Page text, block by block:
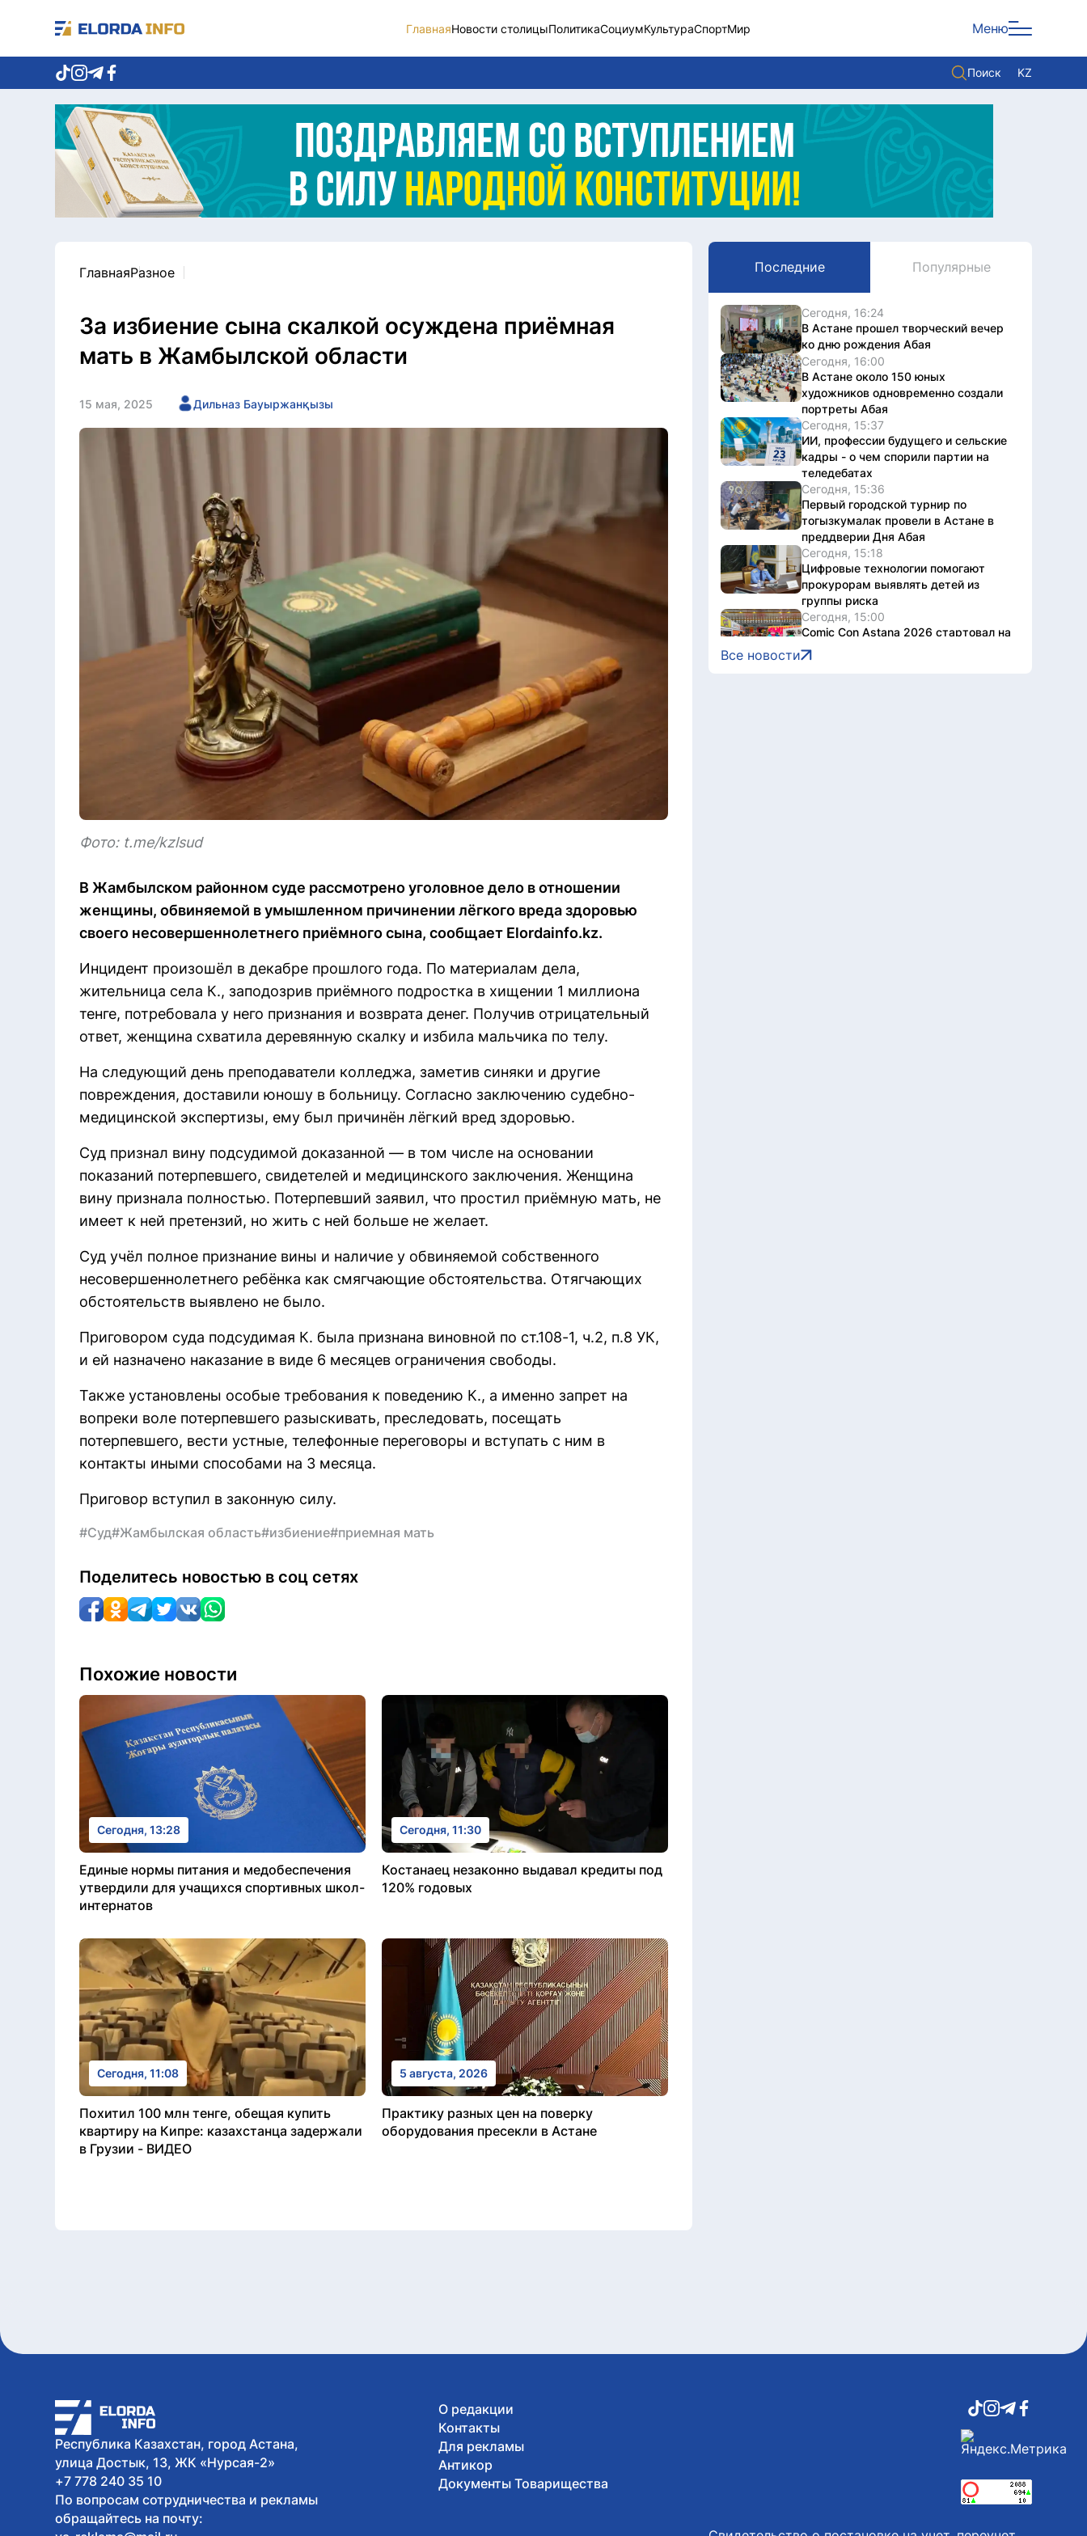
ГлавнаяНовости столицыПолитикаСоциумКультураСпортМир Меню
Поиск KZ
Новости столицы
Политика
Социум
Экономика
Спорт
Культура
Служба Комплаенс
Этический кодекс
Служу стране
ГлавнаяРазное
За избиение сына скалкой осуждена приёмная
мать в Жамбылской области
15 мая, 2025 Дильназ Бауыржанқызы
Фото: t.me/kzlsud
В Жамбылском районном суде рассмотрено уголовное дело в отношении
женщины, обвиняемой в умышленном причинении лёгкого вреда здоровью
своего несовершеннолетнего приёмного сына, сообщает Elordainfo.kz.
Инцидент произошёл в декабре прошлого года. По материалам дела,
жительница села К., заподозрив приёмного подростка в хищении 1 миллиона
тенге, потребовала у него признания и возврата денег. Получив отрицательный
ответ, женщина схватила деревянную скалку и избила мальчика по телу.
На следующий день преподаватели колледжа, заметив синяки и другие
повреждения, доставили юношу в больницу. Согласно заключению судебно-
медицинской экспертизы, ему был причинён лёгкий вред здоровью.
Суд признал вину подсудимой доказанной — в том числе на основании
показаний потерпевшего, свидетелей и медицинского заключения. Женщина
вину признала полностью. Потерпевший заявил, что простил приёмную мать, не
имеет к ней претензий, но жить с ней больше не желает.
Суд учёл полное признание вины и наличие у обвиняемой собственного
несовершеннолетнего ребёнка как смягчающие обстоятельства. Отягчающих
обстоятельств выявлено не было.
Приговором суда подсудимая К. была признана виновной по ст.108-1, ч.2, п.8 УК,
и ей назначено наказание в виде 6 месяцев ограничения свободы.
Также установлены особые требования к поведению К., а именно запрет на
вопреки воле потерпевшего разыскивать, преследовать, посещать
потерпевшего, вести устные, телефонные переговоры и вступать с ним в
контакты иными способами на 3 месяца.
Приговор вступил в законную силу.
#Суд#Жамбылская область#избиение#приемная мать
Поделитесь новостью в соц сетях
Похожие новости
Сегодня, 13:28
Единые нормы питания и медобеспечения
утвердили для учащихся спортивных школ-
интернатов
Сегодня, 11:30
Костанаец незаконно выдавал кредиты под
120% годовых
Сегодня, 11:08
Похитил 100 млн тенге, обещая купить
квартиру на Кипре: казахстанца задержали
в Грузии - ВИДЕО
5 августа, 2026
Практику разных цен на поверку
оборудования пресекли в Астане
Последние Популярные
Сегодня, 16:24
В Астане прошел творческий вечер
ко дню рождения Абая
Сегодня, 16:00
В Астане около 150 юных
художников одновременно создали
портреты Абая
Сегодня, 15:37
ИИ, профессии будущего и сельские
кадры - о чем спорили партии на
теледебатах
Сегодня, 15:36
Первый городской турнир по
тогызкумалак провели в Астане в
преддверии Дня Абая
Сегодня, 15:18
Цифровые технологии помогают
прокурорам выявлять детей из
группы риска
Сегодня, 15:00
Comic Con Astana 2026 стартовал на
двух площадках столицы
Сегодня, 14:55
Все новости
Республика Казахстан, город Астана,
улица Достык, 13, ЖК «Нурсая-2»
+7 778 240 35 10
По вопросам сотрудничества и рекламы
обращайтесь на почту:
О редакции
Контакты
Для рекламы
Антикор
Документы Товарищества